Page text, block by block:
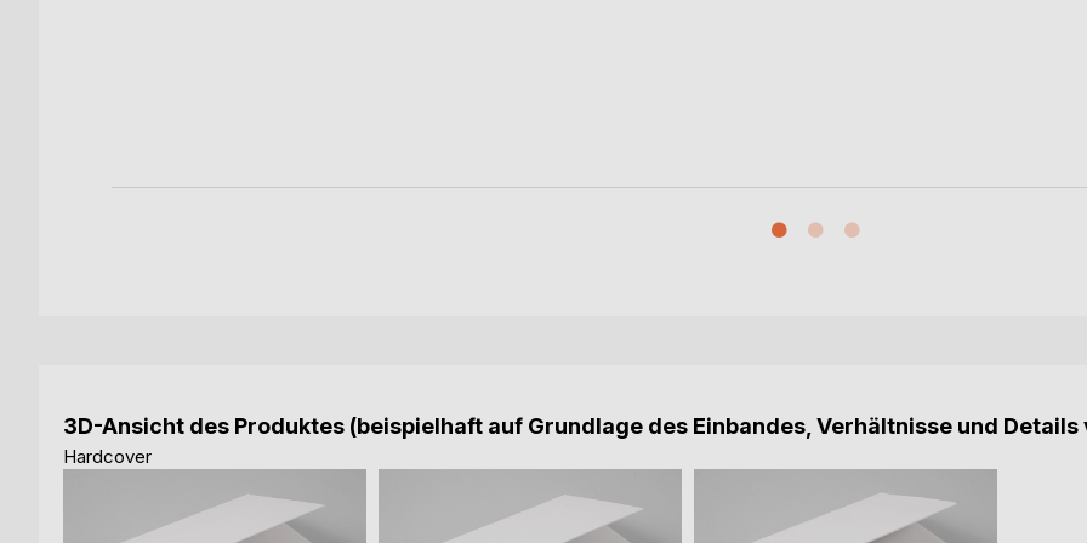
3D-Ansicht des Produktes (beispielhaft auf Grundlage des Einbandes, Verhältnisse und
Hardcover